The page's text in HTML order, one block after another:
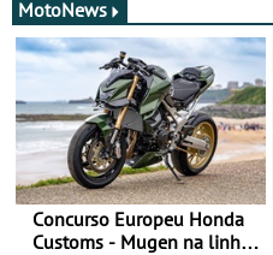
MotoNews
Concurso Europeu Honda
Customs - Mugen na linha